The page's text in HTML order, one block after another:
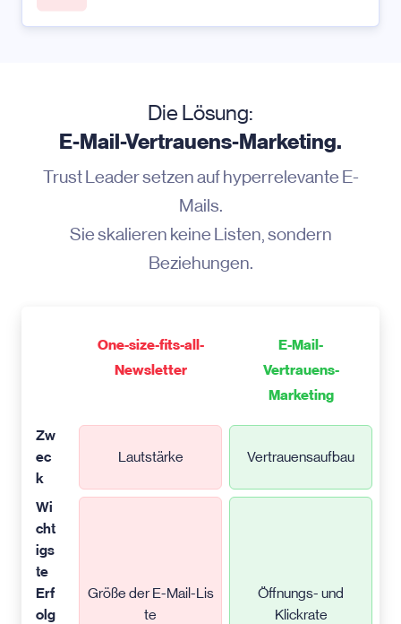
Die Lösung:
E-Mail-Vertrauens-Marketing.
Trust Leader setzen auf hyperrelevante E-
Mails.
Sie skalieren keine Listen, sondern
Beziehungen.
One-size-fits-all-
Newsletter
E-Mail-
Vertrauens-
Marketing
Zw
ec
k
Lautstärke Vertrauensaufbau
Wi
cht
igs
te
Erf
olg
Größe der E-Mail-Lis
te
Öffnungs- und
Klickrate